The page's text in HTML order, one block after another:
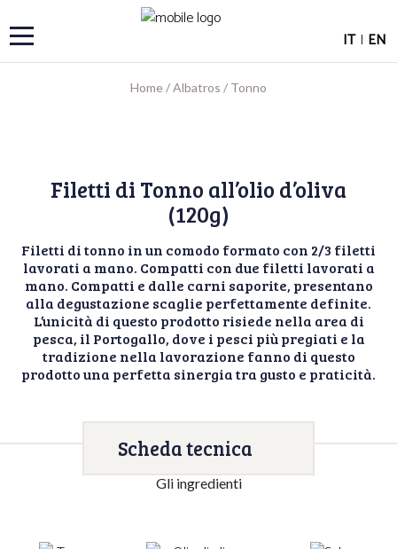
IT | EN
Home/Albatros / Tonno
Filetti di Tonno all’olio d’oliva
(120g)
Filetti di tonno in un comodo formato con 2/3 filetti
lavorati a mano. Compatti con due filetti lavorati a
mano. Compatti e dalle carni saporite, presentano
alla degustazione scaglie perfettamente definite.
L’unicità di questo prodotto risiede nella area di
pesca, il Portogallo, dove i pesci più pregiati e la
tradizione nella lavorazione fanno di questo
prodotto una perfetta sinergia tra gusto e praticità.
Scheda tecnica
Gli ingredienti